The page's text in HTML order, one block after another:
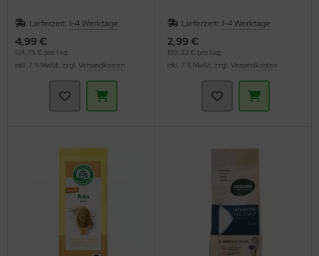
Lieferzeit: 1-4 Werktage
4,99 €
124,75 € pro 1 kg
inkl. 7 % MwSt. zzgl. Versandkosten
Lieferzeit: 1-4 Werktage
2,99 €
199,33 € pro 1 kg
inkl. 7 % MwSt. zzgl. Versandkosten